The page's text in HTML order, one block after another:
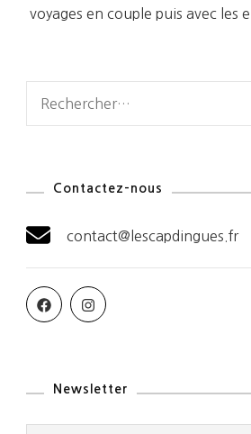
voyages en couple puis avec les
Contactez-nous
contact@lescapdingues.fr
Newsletter